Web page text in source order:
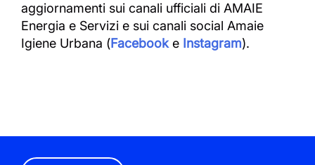
aggiornamenti sui canali ufficiali di AMAIE
Energia e Servizi e sui canali social Amaie
Igiene Urbana (Facebooke Instagram).